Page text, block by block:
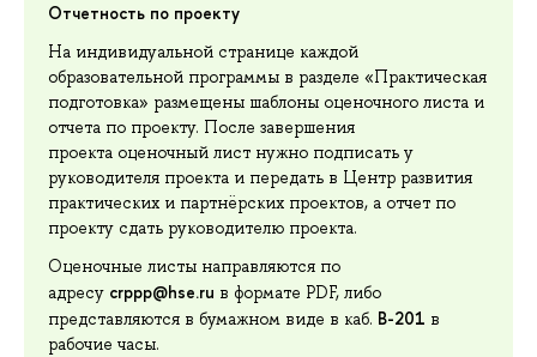
Отчетность по проекту
На индивидуальной странице каждой
образовательной программы в разделе «Практическая
подготовка» размещены шаблоны оценочного листа и
отчета по проекту. После завершения
проекта оценочный лист нужно подписать у
руководителя проекта и передать в Центр развития
практических и партнёрских проектов, а отчет по
проекту сдать руководителю проекта.
Оценочные листы направляются по
адресу crppp@hse.ru в формате PDF, либо
представляются в бумажном виде в каб. В-201 в
рабочие часы.